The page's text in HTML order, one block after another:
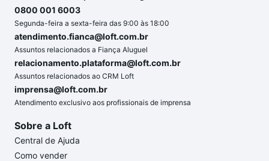
0800 001 6003
Segunda-feira a sexta-feira das 9:00 às 18:00
atendimento.fianca@loft.com.br
Assuntos relacionados a Fiança Aluguel
relacionamento.plataforma@loft.com.br
Assuntos relacionados ao CRM Loft
imprensa@loft.com.br
Atendimento exclusivo aos profissionais de imprensa
Sobre a Loft
Central de Ajuda
Como vender